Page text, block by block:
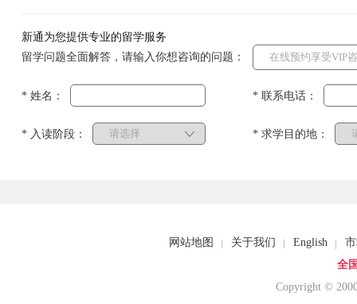
新通为您提供专业的留学服务
留学问题全面解答，请输入你想咨询的问题：
* 姓名： * 联系电话：
* 入读阶段： * 求学目的地：
网站地图 关于我们 English
全
Copyright ©